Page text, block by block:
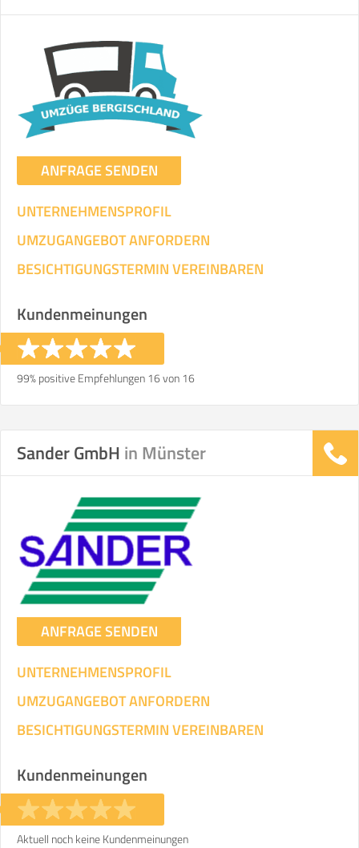
ANFRAGE SENDEN
UNTERNEHMENSPROFIL
UMZUGANGEBOT ANFORDERN
BESICHTIGUNGSTERMIN VEREINBAREN
Kundenmeinungen
99% positive Empfehlungen 16 von 16
Sander GmbH in Münster
ANFRAGE SENDEN
UNTERNEHMENSPROFIL
UMZUGANGEBOT ANFORDERN
BESICHTIGUNGSTERMIN VEREINBAREN
Kundenmeinungen
Aktuell noch keine Kundenmeinungen